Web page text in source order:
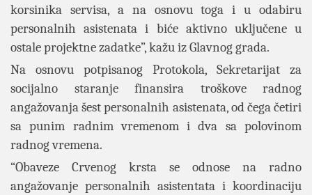
korsinika servisa, a na osnovu toga i u odabiru
personalnih asistenata i biće aktivno uključene u
ostale projektne zadatke”, kažu iz Glavnog grada.
Na osnovu potpisanog Protokola, Sekretarijat za
socijalno staranje finansira troškove radnog
angažovanja šest personalnih asistenata, od čega četiri
sa punim radnim vremenom i dva sa polovinom
radnog vremena.
“Obaveze Crvenog krsta se odnose na radno
angažovanje personalnih asistentata i koordinaciju